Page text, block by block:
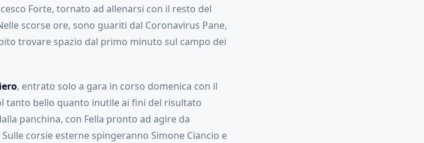
Forte, tornato ad allenarsi con il resto del
scorse ore, sono guariti dal Coronavirus Pane,
trovare spazio dal primo minuto sul campo dei
, entrato solo a gara in corso domenica con il
tanto bello quanto inutile ai fini del risultato
panchina, con Fella pronto ad agire da
corsie esterne spingeranno Simone Ciancio e